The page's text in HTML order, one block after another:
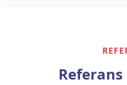
Referans